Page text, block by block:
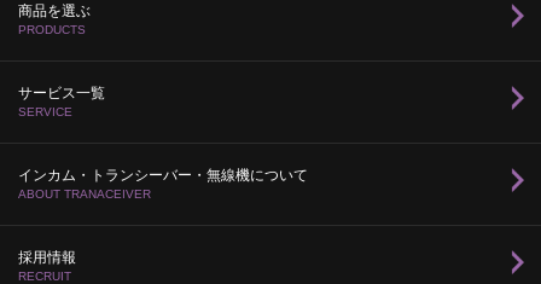
商品を選ぶ
PRODUCTS
サービス一覧
SERVICE
インカム・トランシーバー・無線機について
ABOUT TRANACEIVER
採用情報
RECRUIT